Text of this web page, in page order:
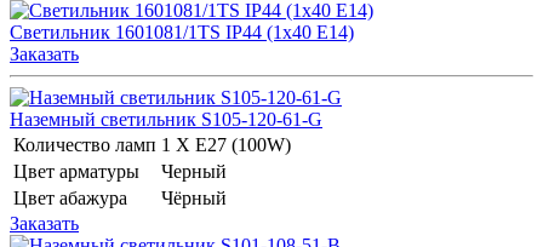
Светильник 1601081/1TS IP44 (1x40 E14)
Заказать
Наземный светильник S105-120-61-G
Количество ламп 1 Х E27 (100W)
Цвет арматуры
Черный
Цвет абажура
Чёрный
Заказать